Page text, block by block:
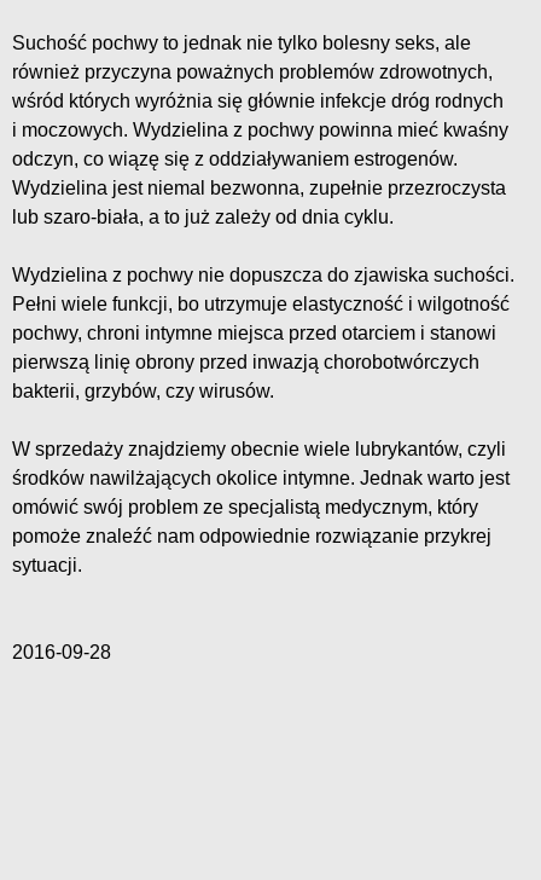
Suchość pochwy to jednak nie tylko bolesny seks, ale
również przyczyna poważnych problemów zdrowotnych,
wśród których wyróżnia się głównie infekcje dróg rodnych
i moczowych. Wydzielina z pochwy powinna mieć kwaśny
odczyn, co wiązę się z oddziaływaniem estrogenów.
Wydzielina jest niemal bezwonna, zupełnie przezroczysta
lub szaro-biała, a to już zależy od dnia cyklu.
Wydzielina z pochwy nie dopuszcza do zjawiska suchości.
Pełni wiele funkcji, bo utrzymuje elastyczność i wilgotność
pochwy, chroni intymne miejsca przed otarciem i stanowi
pierwszą linię obrony przed inwazją chorobotwórczych
bakterii, grzybów, czy wirusów.
W sprzedaży znajdziemy obecnie wiele lubrykantów, czyli
środków nawilżających okolice intymne. Jednak warto jest
omówić swój problem ze specjalistą medycznym, który
pomoże znaleźć nam odpowiednie rozwiązanie przykrej
sytuacji.
2016-09-28